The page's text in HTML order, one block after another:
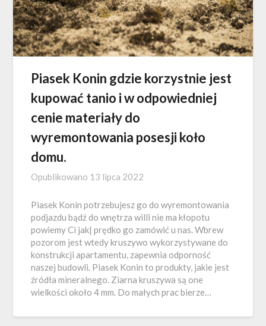
Piasek Konin gdzie korzystnie jest
kupować tanio i w odpowiedniej
cenie materiały do
wyremontowania posesji koło
domu.
Opublikowano 13 lipca 2022
Piasek Konin potrzebujesz go do wyremontowania
podjazdu bądź do wnętrza willi nie ma kłopotu
powiemy Ci jak| prędko go zamówić u nas. Wbrew
pozorom jest wtedy kruszywo wykorzystywane do
konstrukcji apartamentu, zapewnia odporność
naszej budowli. Piasek Konin to produkty, jakie jest
źródła mineralnego. Ziarna kruszywa są one
wielkości około 4 mm. Do małych prac bierze…